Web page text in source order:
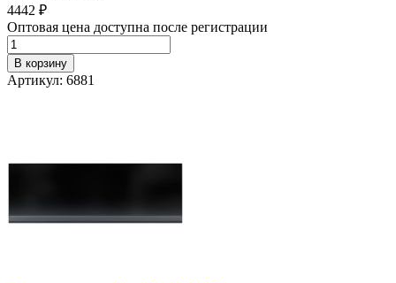
4442 ₽
Оптовая цена доступна после регистрации
В корзину
Артикул: 6881